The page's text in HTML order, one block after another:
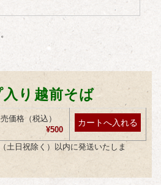
入り越前そば
価格 （税込）
¥500
土日祝除く）以内に発送いたしま